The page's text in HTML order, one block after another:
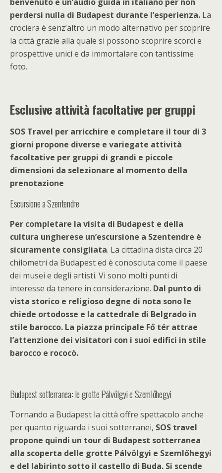
perdersi nulla di Budapest durante l’esperienza. La
crociera è senz’altro un modo alternativo per scoprire
la città grazie alla quale si possono scoprire scorci e
prospettive unici e da immortalare con tantissime
foto.
Esclusive attività facoltative per gruppi
SOS Travel per arricchire e completare il tour di 3
giorni propone diverse e variegate attività
facoltative per gruppi di grandi e piccole
dimensioni da selezionare al momento della
prenotazione
Escursione a Szentendre
Per completare la visita di Budapest e della
cultura ungherese un’escursione a Szentendre è
sicuramente consigliata. La cittadina dista circa 20
chilometri da Budapest ed è conosciuta come il paese
dei musei e degli artisti. Vi sono molti punti di
interesse da tenere in considerazione. Dal punto di
vista storico e religioso degne di nota sono le
chiede ortodosse e la cattedrale di Belgrado in
stile barocco. La piazza principale Fő tér attrae
l’attenzione dei visitatori con i suoi edifici in stile
barocco e rococò.
Budapest sotterranea: le grotte Pálvölgyi e Szemlőhegyi
Tornando a Budapest la città offre spettacolo anche
per quanto riguarda i suoi sotterranei, SOS travel
propone quindi un tour di Budapest sotterranea
alla scoperta delle grotte Pálvölgyi e Szemlőhegyi
e del labirinto sotto il castello di Buda. Si scende